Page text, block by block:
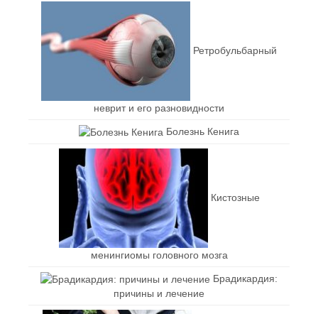
Ретробульбарный
неврит и его разновидности
Болезнь Кенига
Кистозные
менингиомы головного мозга
Брадикардия:
причины и лечение